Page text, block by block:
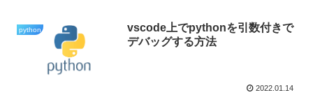
python
vscode上でpythonを引数付きで
デバッグする方法
2022.01.14